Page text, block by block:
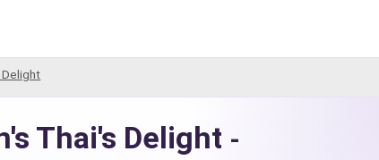
Delight
Thai's Delight -